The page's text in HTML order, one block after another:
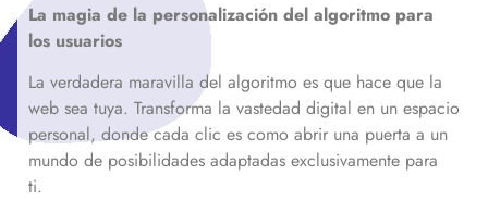
La magia de la personalización del algoritmo para
los usuarios
La verdadera maravilla del algoritmo es que hace que la
web sea tuya. Transforma la vastedad digital en un espacio
personal, donde cada clic es como abrir una puerta a un
mundo de posibilidades adaptadas exclusivamente para
ti.